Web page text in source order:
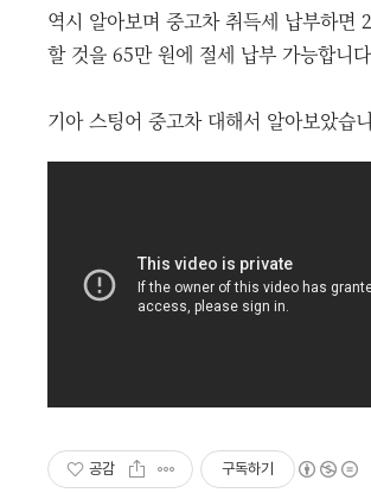
역시 알아보며 중고차 취득세 납부하면
할 것을 65만 원에 절세 납부 가능합니
기아 스팅어 중고차 대해서 알아보았습
공감 구독하기